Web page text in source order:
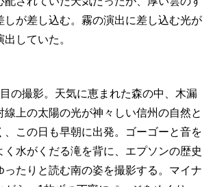
しが差し込む。霧の演出に差し込む光が
していた。
の撮影。天気に恵まれた森の中、木漏
線上の太陽の光が神々しい信州の自然と
、この日も早朝に出発。ゴーゴーと音を
く水がくだる滝を背に、エプソンの歴史
ったりと読む南の姿を撮影する。マイナ